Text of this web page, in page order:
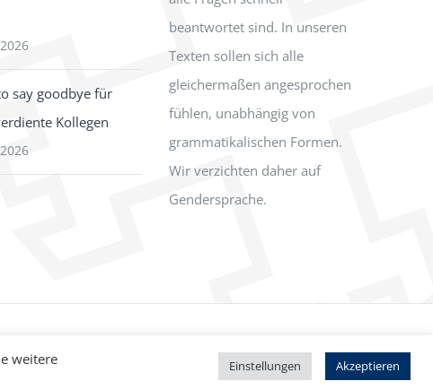
say goodbye für
Kollegen
beantwortet sind. In unseren
Texten sollen sich alle
gleichermaßen angesprochen
fühlen, unabhängig von
grammatikalischen Formen.
Wir verzichten daher auf
Gendersprache.
FacebookInstagram
weitere
Einstellungen Akzeptieren